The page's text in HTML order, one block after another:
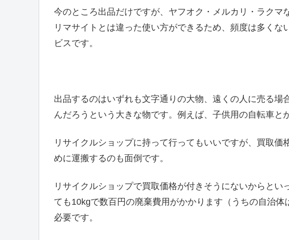
今のところ出品だけですが、ヤフオク・メルカリ・ラクマ
リマサイトとは違った使い方ができるため、頻度は多くな
ビスです。
出品するのはいずれも文字通りの大物、遠くの人に売る場
んだろうという大きな物です。例えば、子供用の自転車と
リサイクルショップに持って行ってもいいですが、買取価
めに運搬するのも面倒です。
リサイクルショップで買取価格が付きそうにないからとい
ても10kgで数百円の廃棄費用がかかります（うちの自治体
必要です。